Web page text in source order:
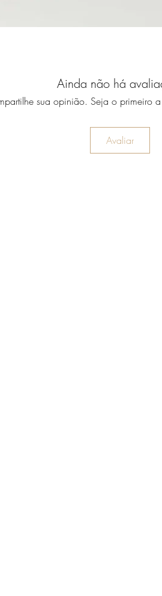
Ainda não há
sua opinião. Seja o primeiro
Avaliar